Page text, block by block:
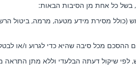
כל אחת מן הסיבות הבאות:
של ההסכם מצד המשתמש (כולל מסירת מידע מטעה,
מכל סיבה שהיא כדי לגרוע ו/או
שיקול דעתה הבלעדי וללא מתן